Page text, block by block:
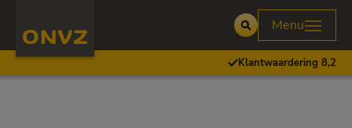
Open
Menu
Klantwaardering 8,2